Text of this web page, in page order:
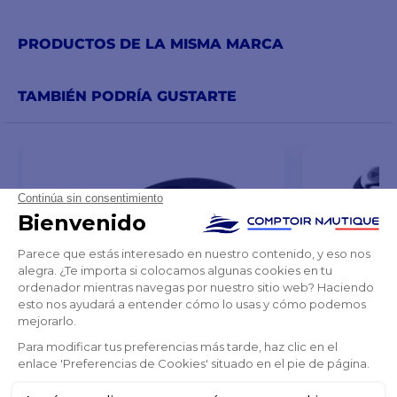
PRODUCTOS DE LA MISMA MARCA
TAMBIÉN PODRÍA GUSTARTE